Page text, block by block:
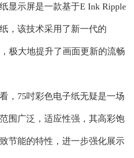
示屏是一款基于E Ink Ripple
，该技术采用了新一代的
极大地提升了画面更新的流畅
75吋彩色电子纸无疑是一场
围广泛，适应性强，其高彩饱
节能的特性，进一步强化展示